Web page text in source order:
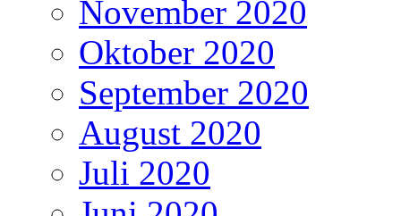
November 2020
Oktober 2020
September 2020
August 2020
Juli 2020